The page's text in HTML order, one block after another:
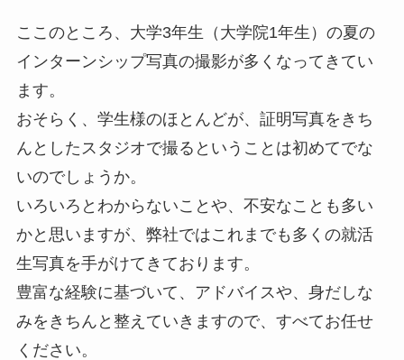
ここのところ、大学3年生（大学院1年生）の夏の
インターンシップ写真の撮影が多くなってきてい
ます。
おそらく、学生様のほとんどが、証明写真をきち
んとしたスタジオで撮るということは初めてでな
いのでしょうか。
いろいろとわからないことや、不安なことも多い
かと思いますが、弊社ではこれまでも多くの就活
生写真を手がけてきております。
豊富な経験に基づいて、アドバイスや、身だしな
みをきちんと整えていきますので、すべてお任せ
ください。